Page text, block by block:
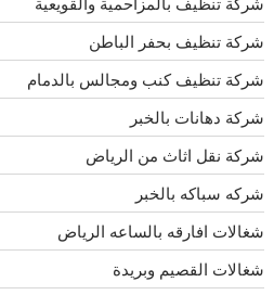
شركة تنظيف بحفر الباطن
شركة تنظيف كنب ومجالس بالدمام
شركة دهانات بالخبر
شركة نقل اثاث من الرياض
شركه سباكه بالخبر
شغالات افارقه بالساعه الرياض
شغالات القصيم وبريدة